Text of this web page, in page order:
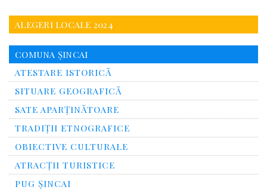
ALEGERI LOCALE 2024
COMUNA ȘINCAI
ATESTARE ISTORICĂ
SITUARE GEOGRAFICĂ
SATE APARȚINĂTOARE
TRADIȚII ETNOGRAFICE
OBIECTIVE CULTURALE
ATRACȚII TURISTICE
PUG ȘINCAI